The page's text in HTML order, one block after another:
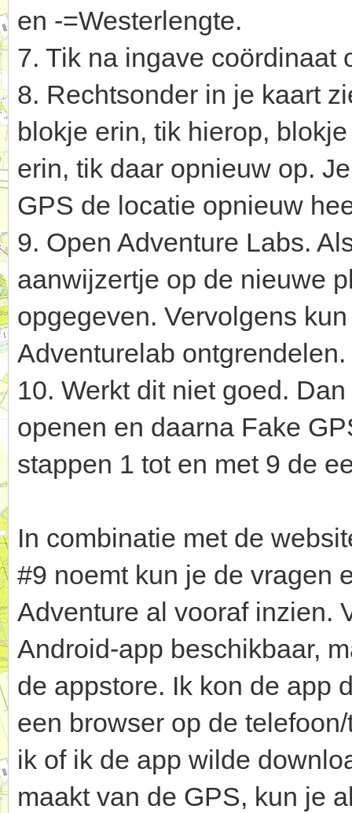
en -=Westerlengte.
7. Tik na ingave coördinaat
8. Rechtsonder in je kaart
blokje erin, tik hierop,
erin, tik daar opnieuw op.
GPS de locatie opnieuw
9. Open Adventure Labs.
aanwijzertje op de nieuwe
opgegeven. Vervolgens
Adventurelab ontgrendelen.
10. Werkt dit niet goed.
openen en daarna Fake
stappen 1 tot en met 9 de
In combinatie met de
#9 noemt kun je de vragen
Adventure al vooraf inzien.
Android-app beschikbaar,
de appstore. Ik kon de app
een browser op de
ik of ik de app wilde
maakt van de GPS, kun je